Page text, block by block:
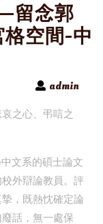
留念郭
空間-中
admin
之心、弔唁之
文系的碩士論文
外辯論教員。評
，既熱忱確定論
話，無一處保